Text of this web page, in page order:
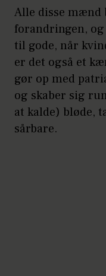
Alle disse mænd
forandringen,
til gode, når
er det også et
gør op med
og skaber sig
at kalde) bløde,
sårbare.